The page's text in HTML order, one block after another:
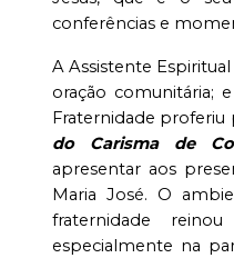
conferências e
A Assistente
oração comunitária;
Fraternidade proferiu
do Carisma de
apresentar aos
Maria José. O
fraternidade
especialmente na